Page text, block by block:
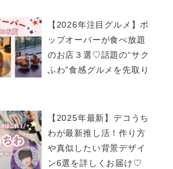
【2026年注目グルメ】ポ
ップオーバーが食べ放題
のお店３選♡話題の“サク
ふわ”食感グルメを先取り
【2025年最新】デコうち
わが最新推し活！作り方
や真似したい背景デザイ
ン6選を詳しくお届け♡